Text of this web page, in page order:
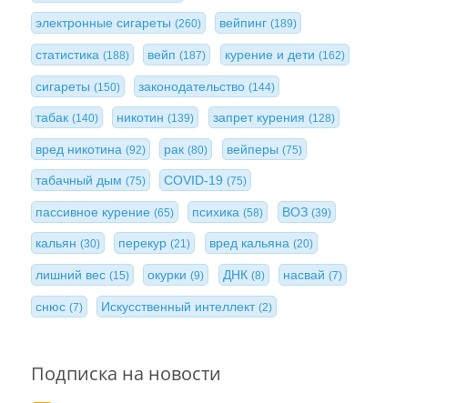
электронные сигареты (260) вейпинг(189)
статистика (188) вейп(187) курение и дети (162)
сигареты (150) законодательство(144)
табак (140) никотин(139) запрет курения (128)
вред никотина (92) рак(80) вейперы (75)
табачный дым (75) COVID-19(75)
пассивное курение (65) психика(58) ВОЗ (39)
кальян (30) перекур(21) вред кальяна (20)
лишний вес (15) окурки(9) ДНК (8) насвай(7)
снюс (7) Искусственный интеллект(2)
Подписка на новости